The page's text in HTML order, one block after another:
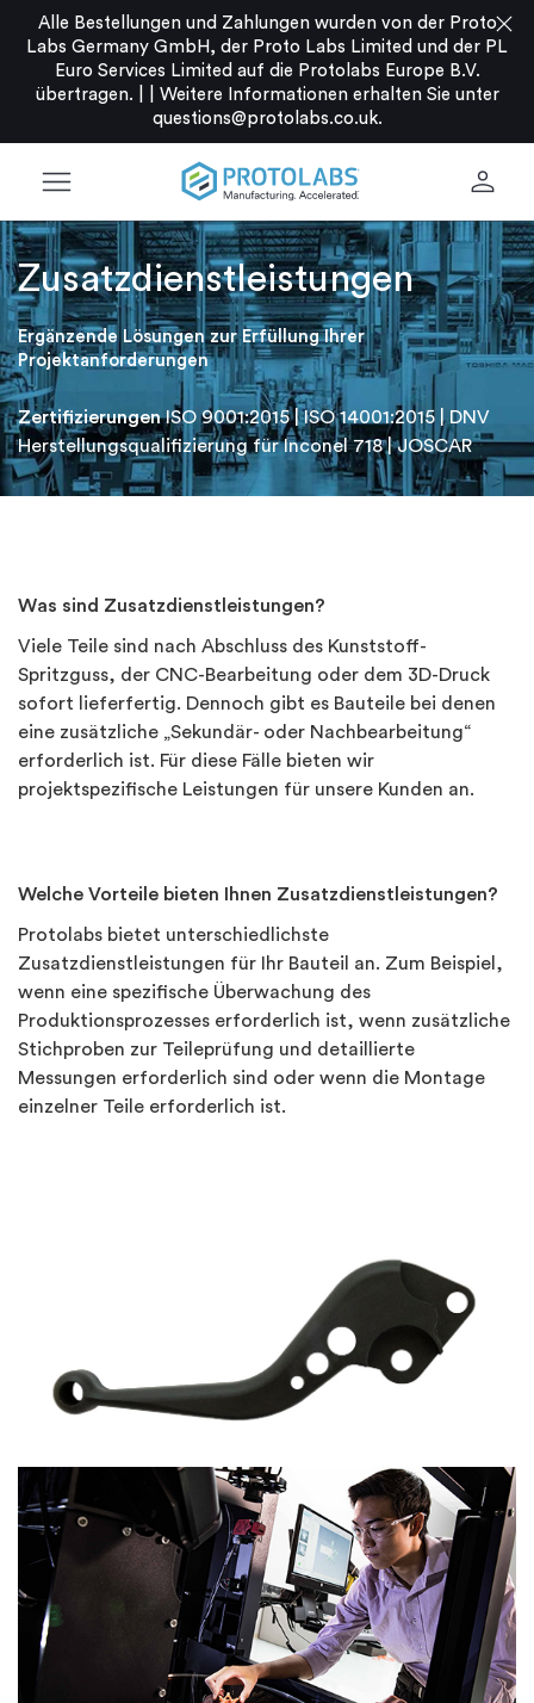
Alle Bestellungen und Zahlungen wurden von der Proto
Labs Germany GmbH, der Proto Labs Limited und der PL
Euro Services Limited auf die Protolabs Europe B.V.
übertragen. |
Weitere Informationen erhalten Sie unter
questions@protolabs.co.uk.
close
menu person
Zusatzdienstleistungen
Ergänzende Lösungen zur Erfüllung Ihrer
Projektanforderungen
Zertifizierungen ISO 9001:2015 | ISO 14001:2015 | DNV
Herstellungsqualifizierung für Inconel 718 | JOSCAR
Was sind Zusatzdienstleistungen?
Viele Teile sind nach Abschluss des Kunststoff-
Spritzguss, der CNC-Bearbeitung oder dem 3D-Druck
sofort lieferfertig. Dennoch gibt es Bauteile bei denen
eine zusätzliche „Sekundär- oder Nachbearbeitung“
erforderlich ist. Für diese Fälle bieten wir
projektspezifische Leistungen für unsere Kunden an.
Welche Vorteile bieten Ihnen Zusatzdienstleistungen?
Protolabs bietet unterschiedlichste
Zusatzdienstleistungen für Ihr Bauteil an. Zum Beispiel,
wenn eine spezifische Überwachung des
Produktionsprozesses erforderlich ist, wenn zusätzliche
Stichproben zur Teileprüfung und detaillierte
Messungen erforderlich sind oder wenn die Montage
einzelner Teile erforderlich ist.